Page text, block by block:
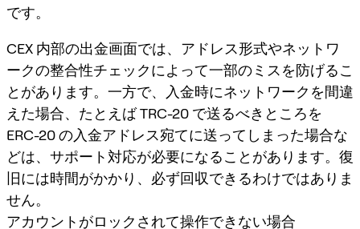
です。
CEX 内部の出金画面では、アドレス形式やネットワ
ークの整合性チェックによって一部のミスを防げるこ
とがあります。一方で、入金時にネットワークを間違
えた場合、たとえば TRC-20 で送るべきところを
ERC-20 の入金アドレス宛てに送ってしまった場合な
どは、サポート対応が必要になることがあります。復
旧には時間がかかり、必ず回収できるわけではありま
せん。
アカウントがロックされて操作できない場合